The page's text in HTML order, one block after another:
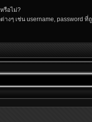
รือไม่?
ๆ เช่น username, password ที่